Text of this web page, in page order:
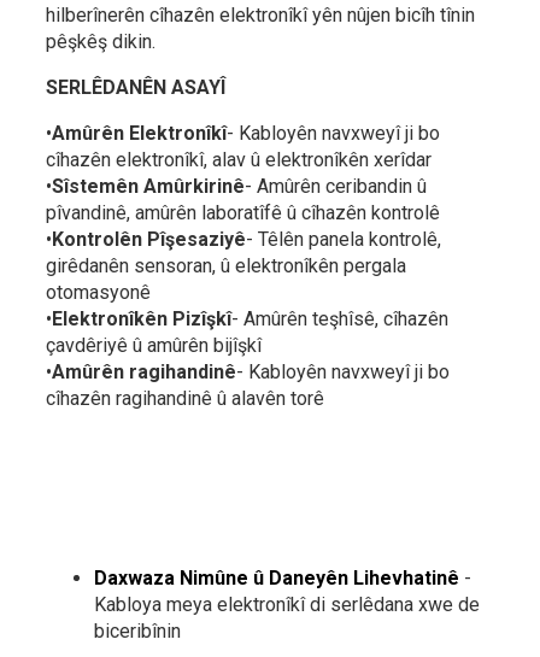
hilberînerên cîhazên elektronîkî yên nûjen bicîh tînin
pêşkêş dikin.
SERLÊDANÊN ASAYÎ
•Amûrên Elektronîkî- Kabloyên navxweyî ji bo
cîhazên elektronîkî, alav û elektronîkên xerîdar
•Sîstemên Amûrkirinê- Amûrên ceribandin û
pîvandinê, amûrên laboratîfê û cîhazên kontrolê
•Kontrolên Pîşesaziyê- Têlên panela kontrolê,
girêdanên sensoran, û elektronîkên pergala
otomasyonê
•Elektronîkên Pizîşkî- Amûrên teşhîsê, cîhazên
çavdêriyê û amûrên bijîşkî
•Amûrên ragihandinê- Kabloyên navxweyî ji bo
cîhazên ragihandinê û alavên torê
Daxwaza Nimûne û Daneyên Lihevhatinê -
Kabloya meya elektronîkî di serlêdana xwe de
biceribînin